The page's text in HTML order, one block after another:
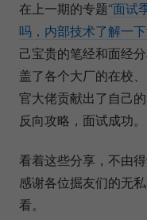
在上一期的专题“面试
吗，内部技术了解一下
己宝贵的笔经和面经
盖了各个大厂的在校
官大佬贡献出了自己
反向攻略，面试成功。
看着这些分享，不由
感谢各位掘友们的无
看。